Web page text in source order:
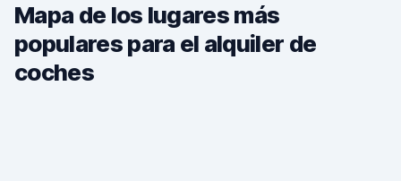
Mapa de los lugares más
populares para el alquiler de
coches